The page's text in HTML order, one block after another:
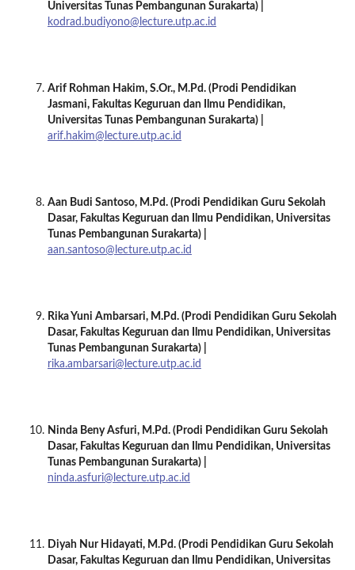
Universitas
Tunas Pembangunan Surakarta) |
kodrad.budiyono@lecture.utp.ac.id
Arif Rohman Hakim, S.Or., M.Pd.(Prodi Pendidikan
Jasmani, Fakultas Keguruan dan Ilmu Pendidikan,
Universitas
Tunas Pembangunan Surakarta) |
arif.hakim@lecture.utp.ac.id
Aan Budi Santoso, M.Pd.(Prodi Pendidikan Guru Sekolah
Dasar, Fakultas Keguruan dan Ilmu Pendidikan, Universitas
Tunas Pembangunan Surakarta) |
aan.santoso@lecture.utp.ac.id
Rika Yuni Ambarsari, M.Pd.(Prodi Pendidikan Guru Sekolah
Dasar, Fakultas Keguruan dan Ilmu Pendidikan, Universitas
Tunas Pembangunan Surakarta) |
rika.ambarsari@lecture.utp.ac.id
Ninda Beny Asfuri, M.Pd.(Prodi Pendidikan Guru Sekolah
Dasar, Fakultas Keguruan dan Ilmu Pendidikan, Universitas
Tunas Pembangunan Surakarta) |
ninda.asfuri@lecture.utp.ac.id
Diyah Nur Hidayati, M.Pd.(Prodi Pendidikan Guru Sekolah
Dasar, Fakultas Keguruan dan Ilmu Pendidikan, Universitas